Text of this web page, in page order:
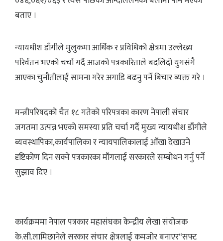
बताए ।
न्यायधीश डाँगीले मुलुकमा आर्थिक र प्रविधिको क्षेत्रमा उल्लेख्य
परिर्वतन भएको चर्चा गर्दै आजको पत्रकारिताले बदलिदो युगसंगै
आएका चुनौतीलाई सामना गरेर अगाडि बढनु पर्ने बिचार ब्यक्त गरे ।
मन्त्रीपरिषदको चैत १८ गतेको परिपत्रका कारण नेपाली संचार
जगतमा उत्पन्न भएको समस्या प्रति चर्चा गर्दै मुख्य न्यायधीश डाँगीले
ब्यवस्थापिका,कार्यपालिका र न्यायपालिकालाई आँखा देखाउने
दृष्टिकोण दिन सक्ने पत्रकारका माँगलाई सरकारले सम्बोधन गर्नु पर्ने
सुझाव दिए ।
कार्यक्रममा नेपाल पत्रकार महासंघका केन्द्रीय लेखा संयोजक
के.सी.लामिछानेले सरकार संचार क्षेत्रलाई कमजोर बनाएर“सफ्ट